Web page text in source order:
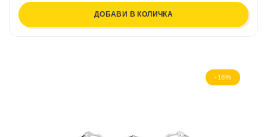
ДОБАВИ В КОЛИЧКА
-18%